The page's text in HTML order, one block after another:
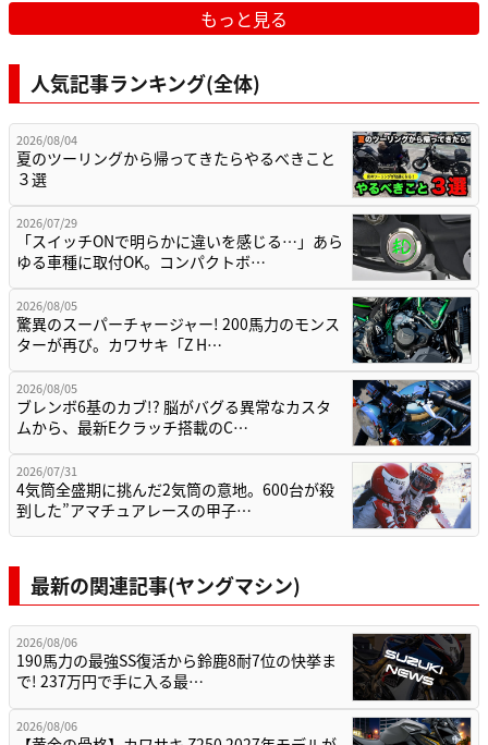
もっと見る
人気記事ランキング(全体)
2026/08/04
夏のツーリングから帰ってきたらやるべきこと
３選
2026/07/29
「スイッチONで明らかに違いを感じる…」あら
ゆる車種に取付OK。コンパクトボ…
2026/08/05
驚異のスーパーチャージャー! 200馬力のモンス
ターが再び。カワサキ「Z H…
2026/08/05
ブレンボ6基のカブ!? 脳がバグる異常なカスタ
ムから、最新Eクラッチ搭載のC…
2026/07/31
4気筒全盛期に挑んだ2気筒の意地。600台が殺
到した”アマチュアレースの甲子…
最新の関連記事(ヤングマシン)
2026/08/06
190馬力の最強SS復活から鈴鹿8耐7位の快挙ま
で! 237万円で手に入る最…
2026/08/06